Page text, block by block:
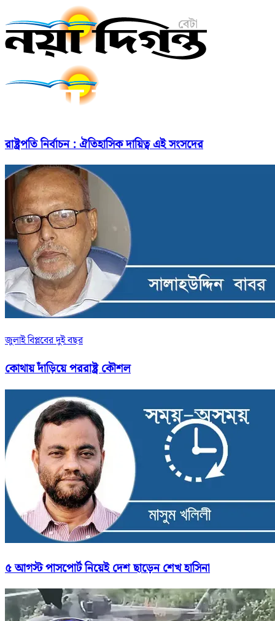
রাষ্ট্রপতি নির্বাচন : ঐতিহাসিক দায়িত্ব এই সংসদের
জুলাই বিপ্লবের দুই বছর
কোথায় দাঁড়িয়ে পররাষ্ট্র কৌশল
৫ আগস্ট পাসপোর্ট নিয়েই দেশ ছাড়েন শেখ হাসিনা